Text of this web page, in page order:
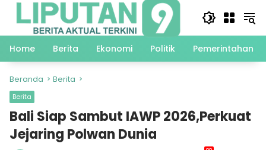
Langsung
Home
Berita Ekonomi Politik Pemerintahan
Beranda Berita
Berita
Bali Siap Sambut IAWP 2026,Perkuat
Jejaring Polwan Dunia